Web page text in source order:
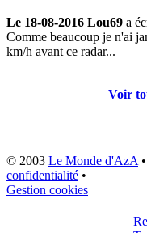
Le 18-08-2016 Lou69 a
Comme beaucoup je n'ai
km/h avant ce radar...
Voir
© 2003 Le Monde d'AzA •
confidentialité •
Gestion cookies